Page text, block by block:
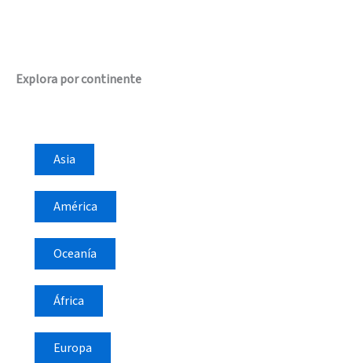
Explora por continente
Asia
América
Oceanía
África
Europa